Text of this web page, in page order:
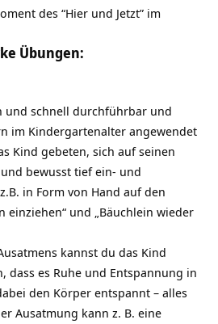
des “Hier und Jetzt” im
Übungen:
und schnell durchführbar und
im Kindergartenalter angewendet
Kind gebeten, sich auf seinen
bewusst tief ein- und
in Form von Hand auf den
einziehen“ und „Bäuchlein wieder
kannst du das Kind
dass es Ruhe und Entspannung in
den Körper entspannt – alles
Ausatmung kann z. B. eine